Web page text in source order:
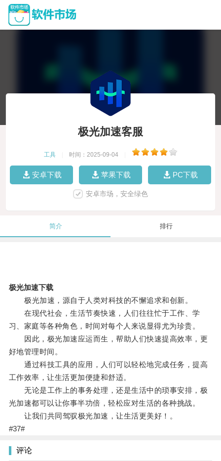
极光加速客服
工具 时间：2025-09-04
安卓下载 苹果下载 PC下载
安卓市场，安全绿色
简介 排行
极光加速下载
极光加速，源自于人类对科技的不懈追求和创新。
在现代社会，生活节奏快速，人们往往忙于工作、学
习、家庭等各种角色，时间对每个人来说显得尤为珍贵。
因此，极光加速应运而生，帮助人们快速提高效率，更
好地管理时间。
通过科技工具的应用，人们可以轻松地完成任务，提高
工作效率，让生活更加便捷和舒适。
无论是工作上的事务处理，还是生活中的琐事安排，极
光加速都可以让你事半功倍，轻松应对生活的各种挑战。
让我们共同驾驭极光加速，让生活更美好！。
#37#
评论